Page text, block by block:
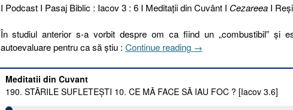
I Podcast I Pasaj Biblic : Iacov 3 : 6 I Meditaţii din Cuvânt I CezareeaI
În studiul anterior s-a vorbit despre om ca fiind un „combustibil” și
autoevaluare pentru ca să știu : Continue reading „190.
SUFLETEȘTI
10.
CE
→